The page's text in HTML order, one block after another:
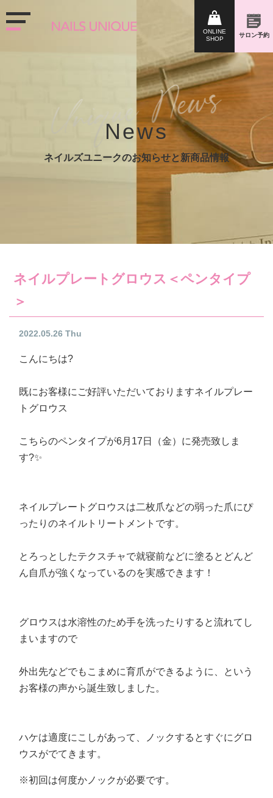
News
ネイルズユニークのお知らせと新商品情報
ネイルプレートグロウス＜ペンタイプ
＞
2022.05.26 Thu
こんにちは?
既にお客様にご好評いただいておりますネイルプレー
トグロウス
こちらのペンタイプが6月17日（金）に発売致しま
す?✨
ネイルプレートグロウスは二枚爪などの弱った爪にぴ
ったりのネイルトリートメントです。
とろっとしたテクスチャで就寝前などに塗るとどんど
ん自爪が強くなっているのを実感できます！
グロウスは水溶性のため手を洗ったりすると流れてし
まいますので
外出先などでもこまめに育爪ができるように、という
お客様の声から誕生致しました。
ハケは適度にこしがあって、ノックするとすぐにグロ
ウスがでてきます。
※初回は何度かノックが必要です。